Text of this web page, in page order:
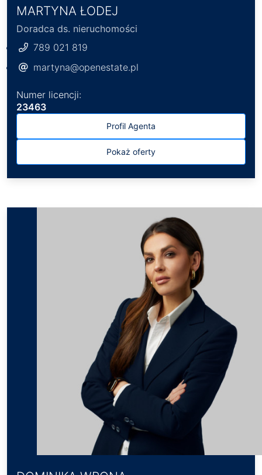
MARTYNA ŁODEJ
Doradca ds. nieruchomości
789 021 819
martyna@openestate.pl
Numer licencji:
23463
Profil Agenta
Pokaż oferty